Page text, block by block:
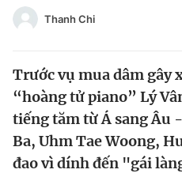
Chào ngày mới
Tin thị trường
Video
Thanh Chi
Trước vụ mua dâm gây
“hoàng tử piano” Lý
tiếng tăm từ Á sang Âu
Ba, Uhm Tae Woong,
đao vì dính đến "gái